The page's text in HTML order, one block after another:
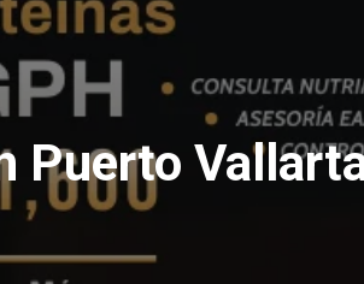
Puerto